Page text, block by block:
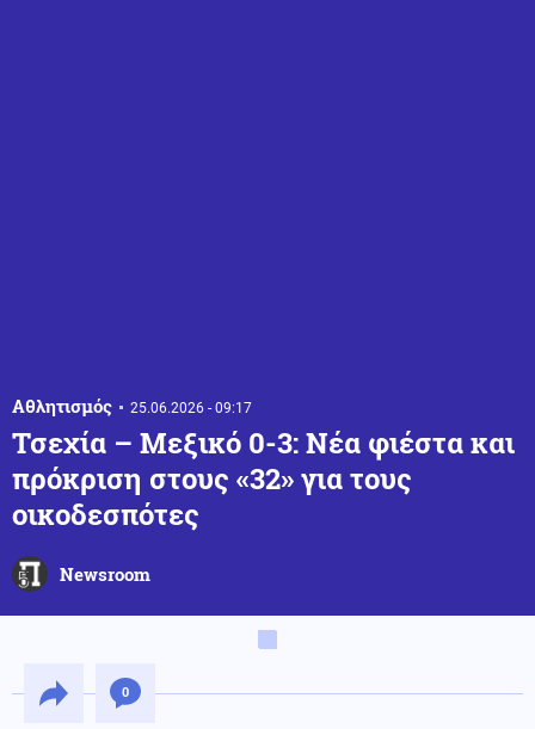
Αθλητισμός 25.06.2026 - 09:17
Τσεχία – Μεξικό 0-3: Νέα φιέστα και
πρόκριση στους «32» για τους
οικοδεσπότες
Newsroom
0